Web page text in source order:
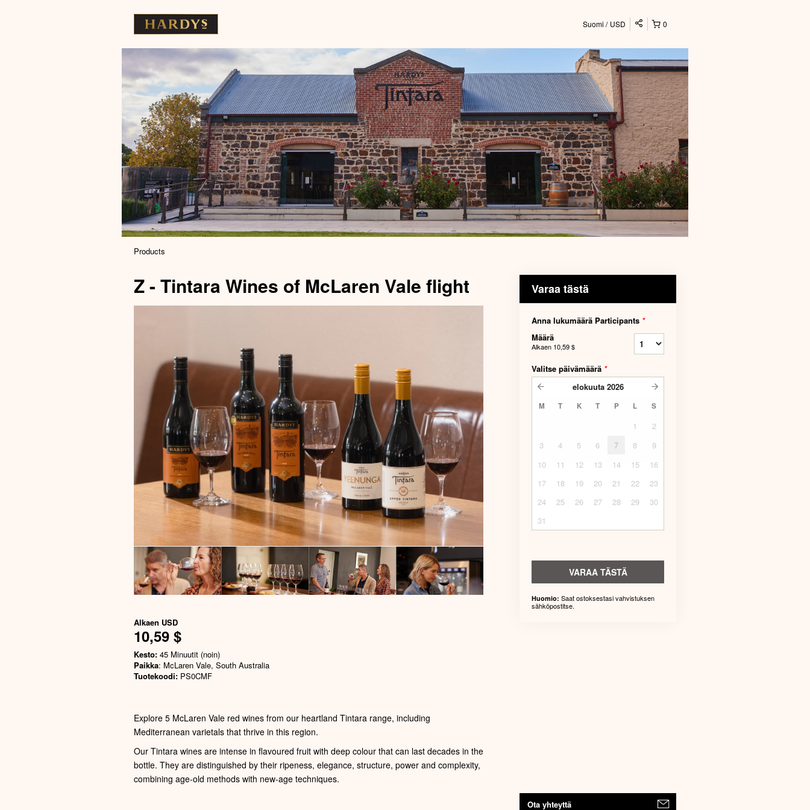
0
Suomi USD
Products
Z - Tintara Wines of McLaren Vale flight
Alkaen USD
10,59 $
Kesto: 45 Minuutit (noin)
Paikka: McLaren Vale, South Australia
Tuotekoodi: PS0CMF
Explore 5 McLaren Vale red wines from our heartland Tintara range, including
Mediterranean varietals that thrive in this region.
Our Tintara wines are intense in flavoured fruit with deep colour that can last decades in the
bottle. They are distinguished by their ripeness, elegance, structure, power and complexity,
combining age-old methods with new-age techniques.
Varaa tästä
Anna lukumäärä Participants *
Määrä
Alkaen 10,59 $
Valitse päivämäärä *
elokuuta 2026
M T K T P L S
1
2
3
4 5 6 7 8
9
10
11 12 13 14 15
16
17
18 19 20 21 22
23
24
25 26 27 28 29
30
31
VARAA TÄSTÄ
Huomio: Saat ostoksestasi vahvistuksen
sähköpostitse.
Ota yhteyttä